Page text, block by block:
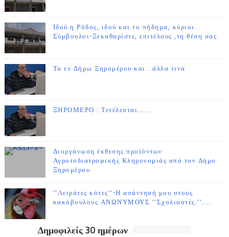
Ιδού η Ρόδος, ιδού και το πήδημα, κύριοι
Σύμβουλοι-Ξεκαθαρίστε, επιτέλους ,τη θέση σας
Τα εν Δήμω Ξηρομέρου και ..άλλα τινα
ΞΗΡΟΜΕΡΟ : Τετέλεσται......
Διοργάνωση έκθεσης προϊόντων
Αγροτοδιατροφικής Κληρονομιάς από τον Δήμο
Ξηρομέρου
''Λειράτες κότες''-Η απάντησή μου στους
κακόβουλους ΑΝΩΝΥΜΟΥΣ ''Σχολιαστές.''....
Δημοφιλείς 30 ημέρων